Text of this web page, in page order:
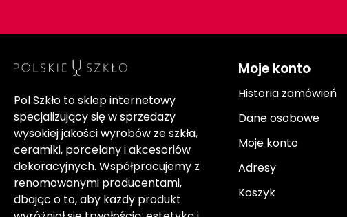
Pol Szkło to sklep internetowy
specjalizujący się w sprzedaży
wysokiej jakości wyrobów ze szkła,
ceramiki, porcelany i akcesoriów
dekoracyjnych. Współpracujemy z
renomowanymi producentami,
dbając o to, aby każdy produkt
Moje konto
Historia zamówień
Dane osobowe
Moje konto
Adresy
Koszyk